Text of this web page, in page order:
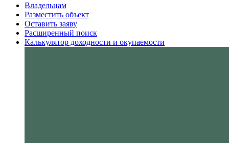
Владельцам
Разместить объект
Оставить заяву
Расширенный поиск
Калькулятор доходности и окупаемости